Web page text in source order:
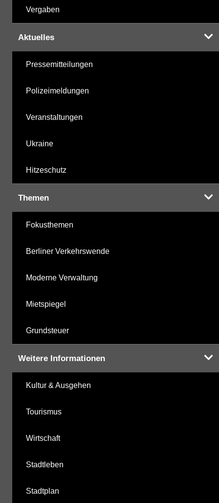
Vergaben
Aktuelles
Pressemitteilungen
Polizeimeldungen
Veranstaltungen
Ukraine
Hitzeschutz
Themen
Fokusthemen
Berliner Verkehrswende
Moderne Verwaltung
Mietspiegel
Grundsteuer
Weitere Informationen
Kultur & Ausgehen
Tourismus
Wirtschaft
Stadtleben
Stadtplan